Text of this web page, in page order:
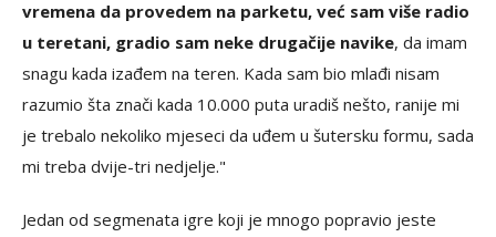
vremena da provedem na parketu, već sam više radio
u teretani, gradio sam neke drugačije navike, da imam
snagu kada izađem na teren. Kada sam bio mlađi nisam
razumio šta znači kada 10.000 puta uradiš nešto, ranije mi
je trebalo nekoliko mjeseci da uđem u šutersku formu, sada
mi treba dvije-tri nedjelje."
Jedan od segmenata igre koji je mnogo popravio jeste